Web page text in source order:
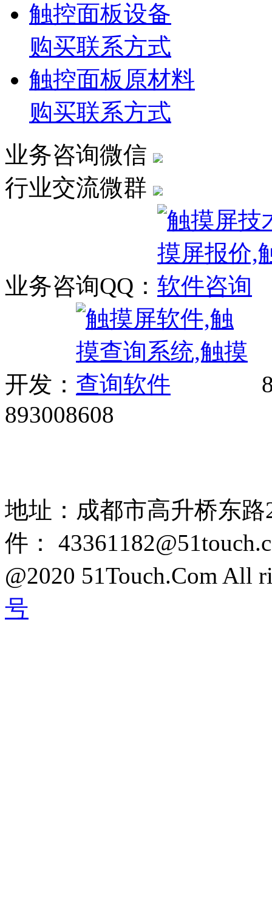
触控面板设备
购买联系方式
触控面板原材料
购买联系方式
业务咨询微信
行业交流微群
业务咨询QQ：
开发：
893008608
地址：成都市高升桥东
件：
@2020 51Touch.Com All
号